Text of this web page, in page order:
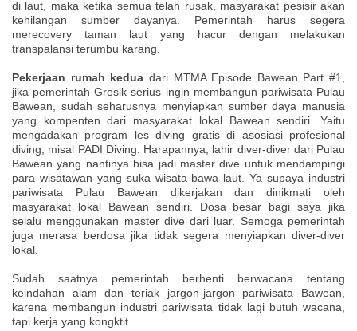
di laut, maka ketika semua telah rusak, masyarakat pesisir akan
kehilangan sumber dayanya. Pemerintah harus segera
merecovery taman laut yang hacur dengan melakukan
transpalansi terumbu karang.
Pekerjaan rumah kedua dari MTMA Episode Bawean Part #1,
jika pemerintah Gresik serius ingin membangun pariwisata Pulau
Bawean, sudah seharusnya menyiapkan sumber daya manusia
yang kompenten dari masyarakat lokal Bawean sendiri. Yaitu
mengadakan program les diving gratis di asosiasi profesional
diving, misal PADI Diving. Harapannya, lahir diver-diver dari Pulau
Bawean yang nantinya bisa jadi master dive untuk mendampingi
para wisatawan yang suka wisata bawa laut. Ya supaya industri
pariwisata Pulau Bawean dikerjakan dan dinikmati oleh
masyarakat lokal Bawean sendiri. Dosa besar bagi saya jika
selalu menggunakan master dive dari luar. Semoga pemerintah
juga merasa berdosa jika tidak segera menyiapkan diver-diver
lokal.
Sudah saatnya pemerintah berhenti berwacana tentang
keindahan alam dan teriak jargon-jargon pariwisata Bawean,
karena membangun industri pariwisata tidak lagi butuh wacana,
tapi kerja yang kongktit.